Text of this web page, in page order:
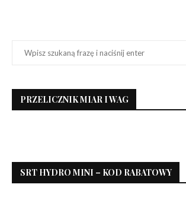
PRZELICZNIK MIAR I WAG
SRT HYDRO MINI – KOD RABATOWY